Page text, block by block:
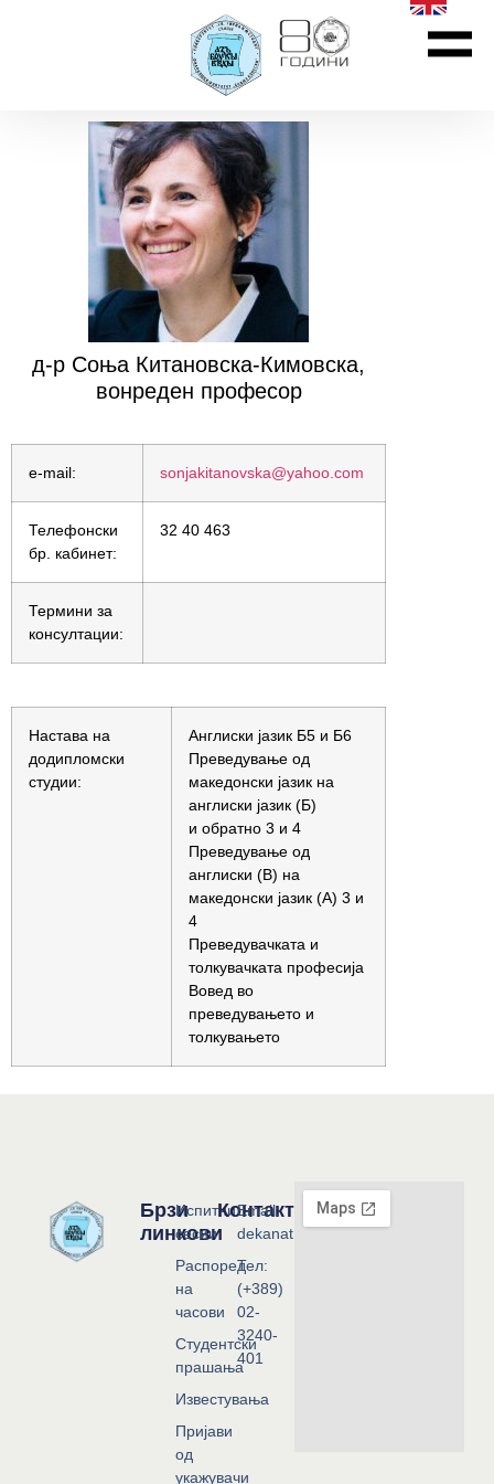
д-р Соња Китановска-Кимовска,
вонреден професор
e-mail: sonjakitanovska@yahoo.com
Телефонски
бр. кабинет:
32 40 463
Термини за
консултации:
Настава на
додипломски
студии:
Англиски јазик Б5 и Б6
Преведување од
македонски јазик на
англиски јазик (Б)
и обратно 3 и 4
Преведување од
англиски (В) на
македонски јазик (А) 3 и
4
Преведувачката и
толкувачката професија
Вовед во
преведувањето и
толкувањето
Брзи
линкови
Испитни
сесии
Распоред
на
часови
Студентски
прашања
Известувања
Пријави
од
укажувачи
Контакт
Email:
dekanat@flf.ukim.edu.mk
Тел:
(+389)
02-
3240-
401